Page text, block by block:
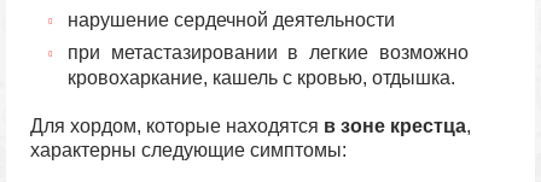
нарушение сердечной деятельности
при метастазировании в легкие возможно
кровохаркание, кашель с кровью, отдышка.
Для хордом, которые находятся в зоне крестца,
характерны следующие симптомы: